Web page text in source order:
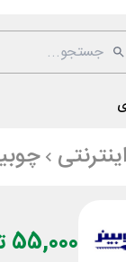
55,000 تومان